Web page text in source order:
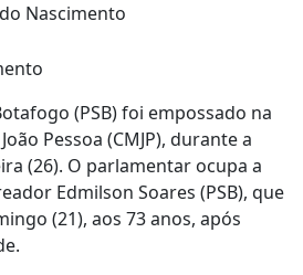
Nascimento
(PSB) foi empossado na
Pessoa (CMJP), durante a
(26). O parlamentar ocupa a
Edmilson Soares (PSB), que
(21), aos 73 anos, após